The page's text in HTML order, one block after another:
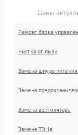
Цены
Ремонт блока
Чистка от пыли
Замена шнура питания
Замена
Замена вентилятора
Замена ТЭНа